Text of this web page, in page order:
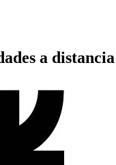
a distancia